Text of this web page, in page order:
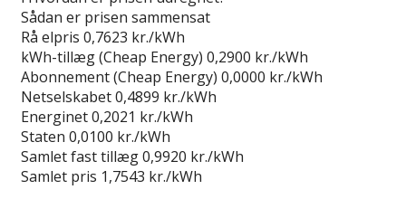
Sådan er prisen sammensat
Rå elpris 0,7623 kr./kWh
kWh-tillæg (Cheap Energy) 0,2900 kr./kWh
Abonnement (Cheap Energy) 0,0000 kr./kWh
Netselskabet0,4899 kr./kWh
Energinet0,2021 kr./kWh
Staten 0,0100 kr./kWh
Samlet fast tillæg0,9920 kr./kWh
Samlet pris 1,7543 kr./kWh